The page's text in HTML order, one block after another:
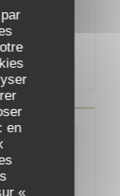
en
«
et chef
y être entré